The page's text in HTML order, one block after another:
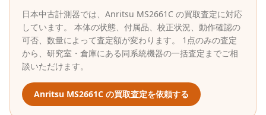
日本中古計測器では、 Anritsu MS2661C の買取査定に対応
しています。 本体の状態、付属品、校正状況、動作確認の
可否、数量によって査定額が変わります。 1点のみの査定
から、研究室・倉庫にある同系統機器の一括査定までご相
談いただけます。
Anritsu MS2661C の買取査定を依頼する